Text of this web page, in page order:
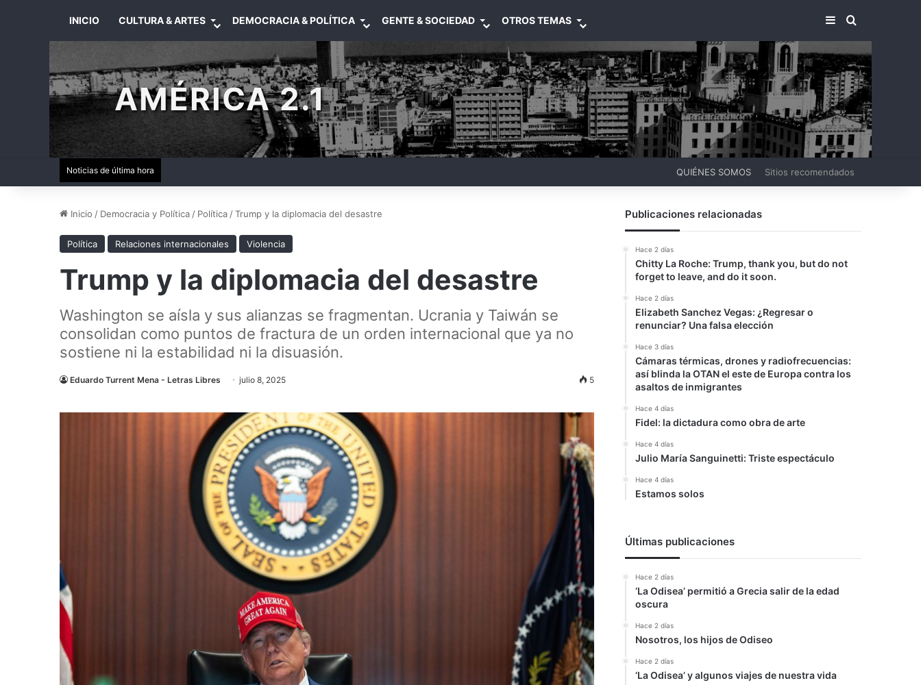
INICIO CULTURA & ARTES DEMOCRACIA & POLÍTICA GENTE & SOCIEDAD OTROS TEMAS BARRA LATERAL
BUSCAR
AMÉRICA 2.1
Noticias de última hora QUIÉNES SOMOS Sitios recomendados
Inicio / Democracia y Política / Política /Trump y la diplomacia del desastre
Política Relaciones internacionales Violencia
Trump y la diplomacia del desastre
Washington se aísla y sus alianzas se fragmentan. Ucrania y Taiwán se
consolidan como puntos de fractura de un orden internacional que ya no
sostiene ni la estabilidad ni la disuasión.
Eduardo Turrent Mena - Letras Libres julio 8, 2025 5
Publicaciones relacionadas
Hace 2 días
Chitty La Roche: Trump, thank you, but do not
forget to leave, and do it soon.
Hace 2 días
Elizabeth Sanchez Vegas: ¿Regresar o
renunciar? Una falsa elección
Hace 3 días
Cámaras térmicas, drones y radiofrecuencias:
así blinda la OTAN el este de Europa contra los
asaltos de inmigrantes
Hace 4 días
Fidel: la dictadura como obra de arte
Hace 4 días
Julio María Sanguinetti: Triste espectáculo
Hace 4 días
Estamos solos
Últimas publicaciones
Hace 2 días
‘La Odisea’ permitió a Grecia salir de la edad
oscura
Hace 2 días
Nosotros, los hijos de Odiseo
Hace 2 días
‘La Odisea’ y algunos viajes de nuestra vida